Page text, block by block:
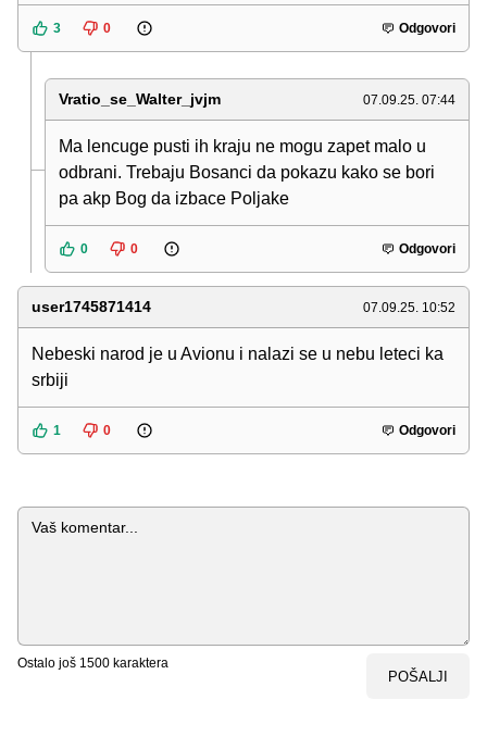
3 0 Odgovori
Vratio_se_Walter_jvjm 07.09.25. 07:44
Ma lencuge pusti ih kraju ne mogu zapet malo u
odbrani. Trebaju Bosanci da pokazu kako se bori
pa akp Bog da izbace Poljake
0 0 Odgovori
user1745871414 07.09.25. 10:52
Nebeski narod je u Avionu i nalazi se u nebu leteci ka
srbiji
1 0 Odgovori
Komentar
Ostalo još 1500 karaktera
POŠALJI